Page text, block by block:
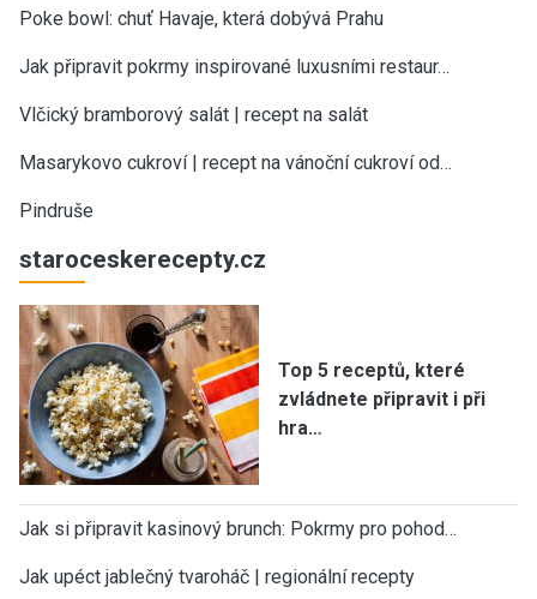
Poke bowl: chuť Havaje, která dobývá Prahu
Jak připravit pokrmy inspirované luxusními restaur…
Vlčický bramborový salát | recept na salát
Masarykovo cukroví | recept na vánoční cukroví od…
Pindruše
staroceskerecepty.cz
Top 5 receptů, které
zvládnete připravit i při
hra…
Jak si připravit kasinový brunch: Pokrmy pro pohod…
Jak upéct jablečný tvaroháč | regionální recepty